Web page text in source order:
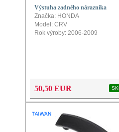
Výstuha zadného nárazníka
Značka: HONDA
Model: CRV
Rok výroby: 2006-2009
50,50 EUR